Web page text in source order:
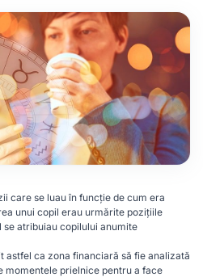
care se luau în funcție de cum era
unui copil erau urmărite pozițiile
atribuiau copilului anumite
astfel ca zona financiară să fie analizată
momentele prielnice pentru a face